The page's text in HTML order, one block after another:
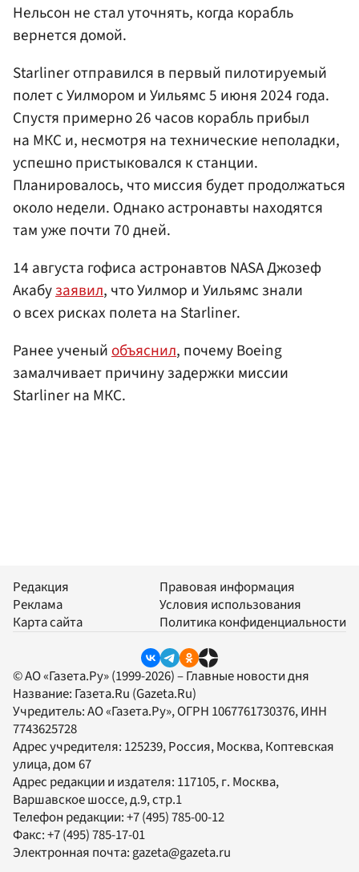
Нельсон не стал уточнять, когда корабль
вернется домой.
Starliner отправился в первый пилотируемый
полет с Уилмором и Уильямс 5 июня 2024 года.
Спустя примерно 26 часов корабль прибыл
на МКС и, несмотря на технические неполадки,
успешно пристыковался к станции.
Планировалось, что миссия будет продолжаться
около недели. Однако астронавты находятся
там уже почти 70 дней.
14 августа гофиса астронавтов NASA Джозеф
Акабузаявил, что Уилмор и Уильямс знали
о всех рисках полета на Starliner.
Ранее ученыйобъяснил, почему Boeing
замалчивает причину задержки миссии
Starliner на МКС.
Редакция
Реклама
Карта сайта
Правовая информация
Условия использования
Политика конфиденциальности
© АО «Газета.Ру» (1999-2026) – Главные новости дня
Название: Газета.Ru (Gazeta.Ru)
Учредитель:АО «Газета.Ру», ОГРН 1067761730376, ИНН
7743625728
Адрес учредителя: 125239, Россия, Москва, Коптевская
улица, дом 67
Адрес редакции и издателя: 117105, г. Москва,
Варшавское шоссе, д.9, стр.1
Телефон редакции:+7 (495) 785-00-12
Факс:+7 (495) 785-17-01
Электронная почта: gazeta@gazeta.ru